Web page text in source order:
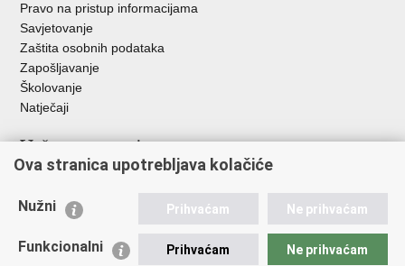
Pravo na pristup informacijama
Savjetovanje
Zaštita osobnih podataka
Zapošljavanje
Školovanje
Natječaji
Važne poveznice
Ministarstvo unutarnjih poslova
Udruge
Policijska akademija
Ova stranica upotrebljava kolačiće
Nužni Prihvaćam Ne prihvaćam
Funkcionalni Prihvaćam Ne prihvaćam